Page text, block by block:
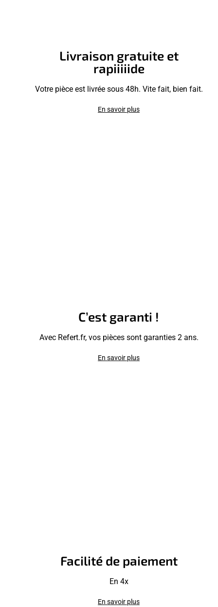
Livraison gratuite et
rapiiiiide
Votre pièce est livrée sous 48h. Vite fait, bien fait.
En savoir plus
C’est garanti !
Avec Refert.fr, vos pièces sont garanties 2 ans.
En savoir plus
Facilité de paiement
En 4x
En savoir plus